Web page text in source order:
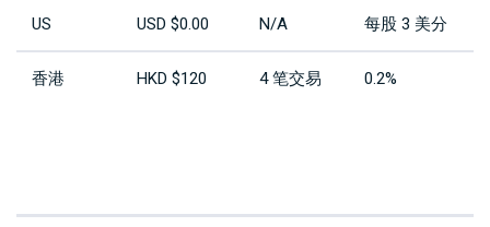
US USD $0.00 N/A 每股 3 美分
香港 HKD $120 4 笔交易 0.2%